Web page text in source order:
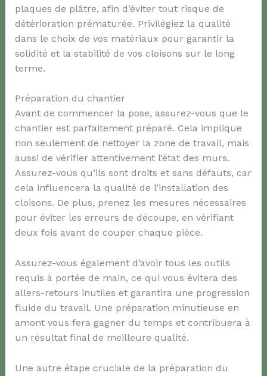
plaques de plâtre, afin d’éviter tout risque de
détérioration prématurée. Privilégiez la qualité
dans le choix de vos matériaux pour garantir la
solidité et la stabilité de vos cloisons sur le long
terme.
Préparation du chantier
Avant de commencer la pose, assurez-vous que le
chantier est parfaitement préparé. Cela implique
non seulement de nettoyer la zone de travail, mais
aussi de vérifier attentivement l’état des murs.
Assurez-vous qu’ils sont droits et sans défauts, car
cela influencera la qualité de l’installation des
cloisons. De plus, prenez les mesures nécessaires
pour éviter les erreurs de découpe, en vérifiant
deux fois avant de couper chaque pièce.
Assurez-vous également d’avoir tous les outils
requis à portée de main, ce qui vous évitera des
allers-retours inutiles et garantira une progression
fluide du travail. Une préparation minutieuse en
amont vous fera gagner du temps et contribuera à
un résultat final de meilleure qualité.
Une autre étape cruciale de la préparation du